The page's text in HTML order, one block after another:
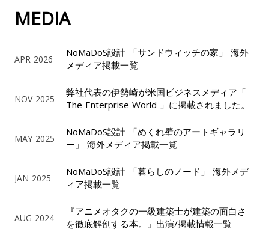
MEDIA
APR 2026
NoMaDoS設計 「サンドウィッチの家」 海外
メディア掲載一覧
NOV 2025
弊社代表の伊勢崎が米国ビジネスメディア「
The Enterprise World 」に掲載されました。
MAY 2025
NoMaDoS設計 「めくれ壁のアートギャラリ
ー」 海外メディア掲載一覧
JAN 2025
NoMaDoS設計 「暮らしのノード」 海外メデ
ィア掲載一覧
AUG 2024
『アニメオタクの一級建築士が建築の面白さ
を徹底解剖する本。』出演/掲載情報一覧